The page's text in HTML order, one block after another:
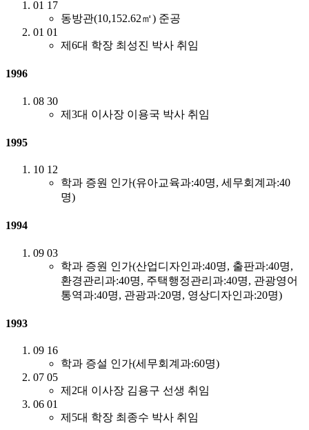
01 17
동방관(10,152.62㎡) 준공
01 01
제6대 학장 최성진 박사 취임
1996
08 30
제3대 이사장 이용국 박사 취임
1995
10 12
학과 증원 인가(유아교육과:40명, 세무회계과:40
명)
1994
09 03
학과 증원 인가(산업디자인과:40명, 출판과:40명,
환경관리과:40명, 주택행정관리과:40명, 관광영어
통역과:40명, 관광과:20명, 영상디자인과:20명)
1993
09 16
학과 증설 인가(세무회계과:60명)
07 05
제2대 이사장 김용구 선생 취임
06 01
제5대 학장 최종수 박사 취임